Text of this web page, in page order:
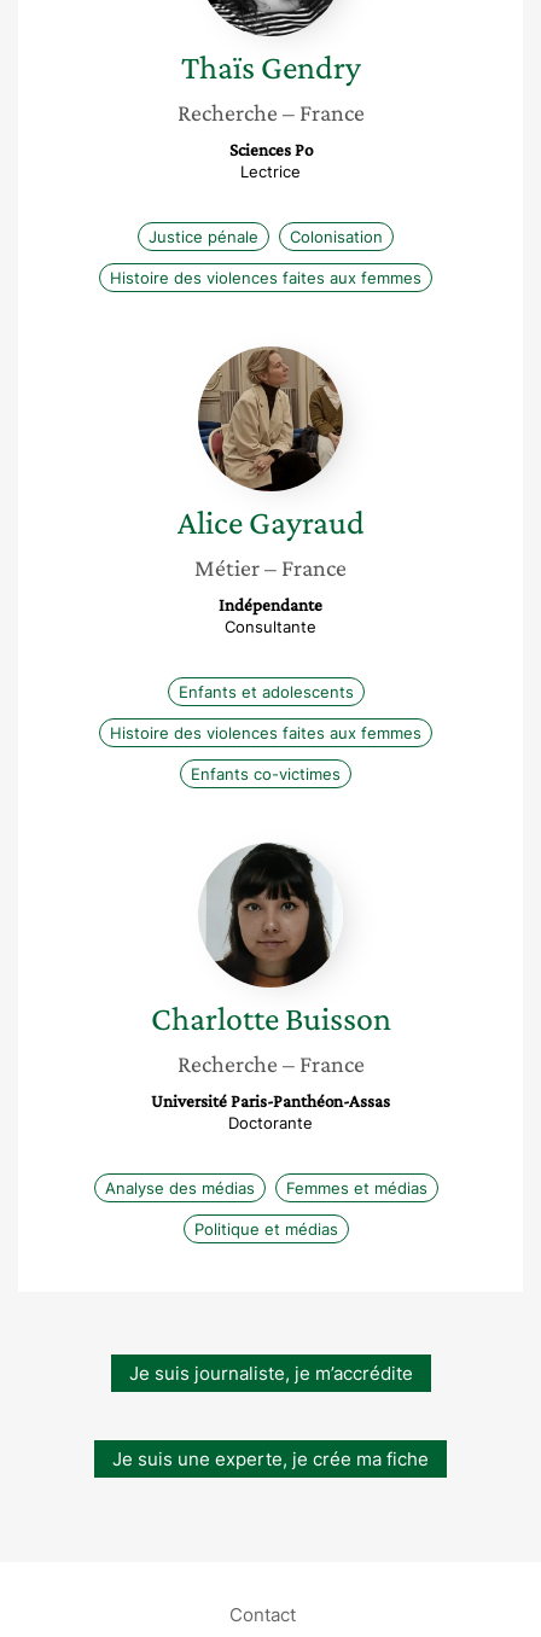
Thaïs Gendry
Recherche – France
Sciences Po
Lectrice
Justice pénale Colonisation
Histoire des violences faites aux femmes
Alice
Gayraud
Alice Gayraud
Métier– France
Indépendante
Consultante
Enfants et adolescents
Histoire des violences faites aux femmes
Enfants co-victimes
Charlotte
Buisson
Charlotte Buisson
Recherche – France
Université Paris-Panthéon-Assas
Doctorante
Analyse des médias Femmes et médias
Politique et médias
Je suis journaliste, je m’accrédite
Je suis une experte, je crée ma fiche
Contact